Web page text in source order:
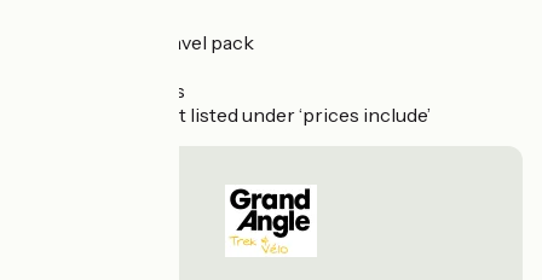
A printed travel pack
Booking fees
Anything not listed under ‘prices include’